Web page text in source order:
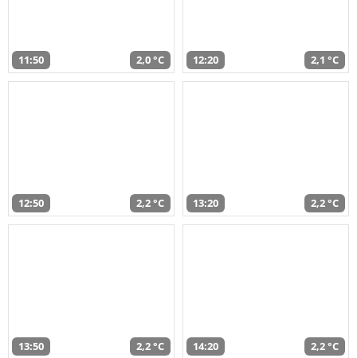
11:50 2,0 °C 12:20 2,1 °C
12:50 2,2 °C 13:20 2,2 °C
13:50 2,2 °C 14:20 2,2 °C